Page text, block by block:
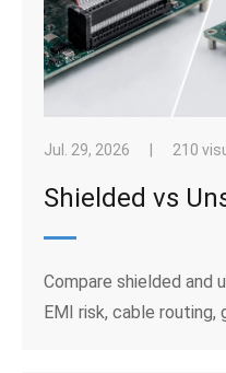
Jul. 29, 2026 210
Compare shielded and
EMI risk, cable routing,